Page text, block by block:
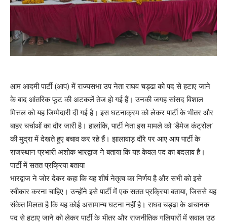
आम आदमी पार्टी (आप) में राज्यसभा उप नेता राघव चड्ढा को पद से हटाए जाने
के बाद आंतरिक फूट की अटकलें तेज हो गई हैं। उनकी जगह सांसद विशाल
मित्तल को यह जिम्मेदारी दी गई है। इस घटनाक्रम को लेकर पार्टी के भीतर और
बाहर चर्चाओं का दौर जारी है। हालांकि, पार्टी नेता इस मामले को ‘डैमेज कंट्रोल’
की मुद्रा में देखते हुए बचाव कर रहे हैं। झालावाड़ दौरे पर आए आप पार्टी के
राजस्थान प्रभारी अशोक भारद्वाज ने बताया कि यह केवल पद का बदलाव है।
पार्टी में सतत प्रक्रिया बताया
भारद्वाज ने जोर देकर कहा कि यह शीर्ष नेतृत्व का निर्णय है और सभी को इसे
स्वीकार करना चाहिए। उन्होंने इसे पार्टी में एक सतत प्रक्रिया बताया, जिससे यह
संकेत मिलता है कि यह कोई असामान्य घटना नहीं है। राघव चड्ढा के अचानक
पद से हटाए जाने को लेकर पार्टी के भीतर और राजनीतिक गलियारों में सवाल उठ